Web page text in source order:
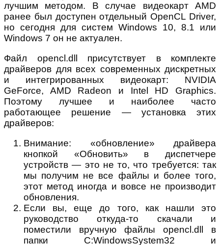
лучшим методом. В случае видеокарт AMD
ранее был доступен отдельный OpenCL Driver,
но сегодня для систем Windows 10, 8.1 или
Windows 7 он не актуален.
Файл opencl.dll присутствует в комплекте
драйверов для всех современных дискретных
и интегрированных видеокарт: NVIDIA
GeForce, AMD Radeon и Intel HD Graphics.
Поэтому лучшее и наиболее часто
работающее решение — установка этих
драйверов:
Внимание: «обновление» драйвера
кнопкой «Обновить» в диспетчере
устройств — это не то, что требуется: так
мы получим не все файлы и более того,
этот метод иногда и вовсе не производит
обновления.
Если вы, еще до того, как нашли это
руководство откуда-то скачали и
поместили вручную файлы opencl.dll в
папки C:WindowsSystem32 и